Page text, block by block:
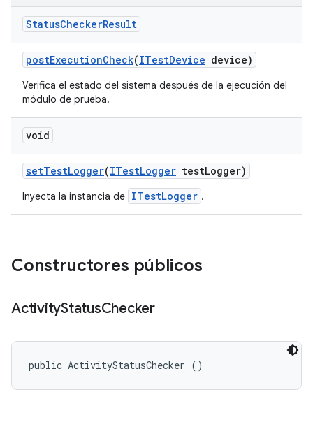
StatusCheckerResult
postExecutionCheck(ITestDevice device)
Verifica el estado del sistema después de la ejecución del
módulo de prueba.
void
setTestLogger(ITestLogger testLogger)
Inyecta la instancia de ITestLogger .
Constructores públicos
ActivityStatusChecker
public ActivityStatusChecker ()